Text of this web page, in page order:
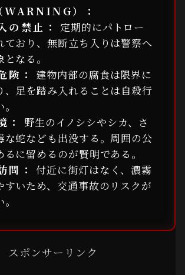
）：
の禁止：
定期的にパトロー
ており、無断立ち入りは警察へ
なる。
険：
建物内部の腐食は限界に
、足を踏み入れることは自殺行
：
野生のイノシシやシカ、さ
な蛇なども出没する。周囲の公
に留めるのが賢明である。
問： 付近に街灯はなく、濃霧
すいため、交通事故のリスクが
スポンサーリンク